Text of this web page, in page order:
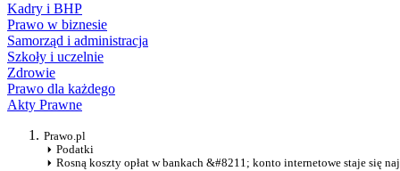
Kadry i BHP
Prawo w biznesie
Samorząd i administracja
Szkoły i uczelnie
Zdrowie
Prawo dla każdego
Akty Prawne
Prawo.pl
Podatki
Rosną koszty opłat w bankach &#8211; konto internetowe staje się